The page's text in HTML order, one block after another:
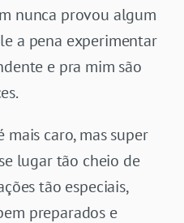
nunca provou algum
a pena experimentar
e pra mim são
mais caro, mas super
lugar tão cheio de
tão especiais,
preparados e